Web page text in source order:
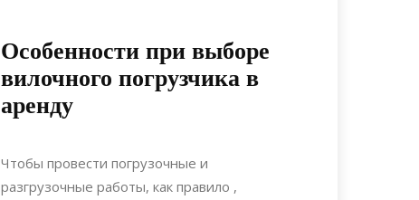
Особенности при выборе
вилочного погрузчика в
аренду
14.08.2020
Чтобы провести погрузочные и
разгрузочные работы, как правило ,